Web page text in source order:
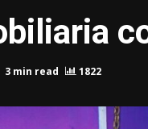
3 min read 1822